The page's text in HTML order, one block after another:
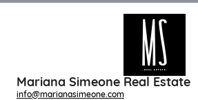
Mariana Simeone Real Estate
info@marianasimeone.com